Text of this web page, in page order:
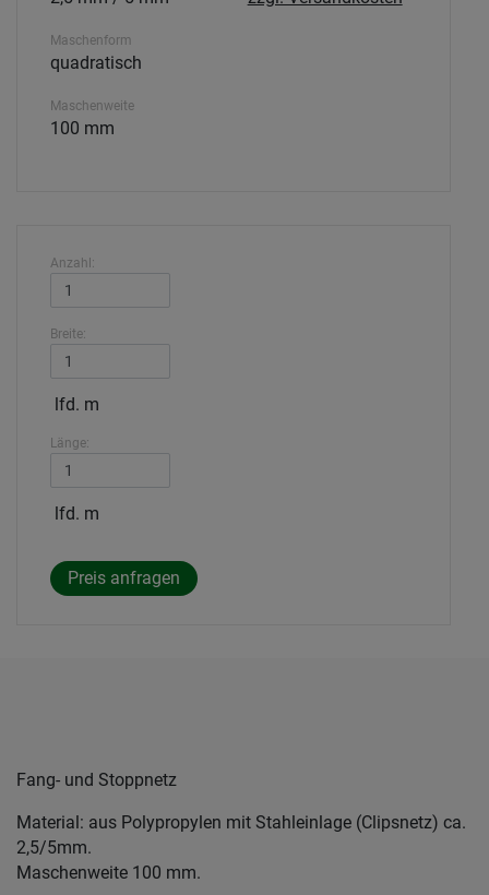
Maschenform
quadratisch
Maschenweite
100 mm
Anzahl:
Breite:
lfd. m
Länge:
lfd. m
Fang- und Stoppnetz
Material: aus Polypropylen mit Stahleinlage (Clipsnetz) ca.
2,5/5mm.
Maschenweite 100 mm.